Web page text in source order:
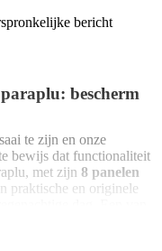
bericht
bescherm
te zijn en onze
bewijs dat functionaliteit
met zijn 8 panelen
praktische en originele
dag. Een van
dat ervoor zorgt dat
harde windstoten.